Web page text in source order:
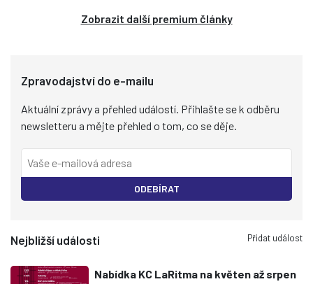
Zobrazit další premium články
Zpravodajství do e-mailu
Aktuální zprávy a přehled událostí. Přihlašte se k odběru
newsletteru a mějte přehled o tom, co se děje.
ODEBÍRAT
Nejbližší události Přidat událost
Nabídka KC LaRitma na květen až srpen